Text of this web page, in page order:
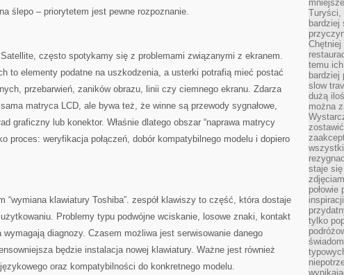
ślepo – priorytetem jest pewne rozpoznanie.
często spotykamy się z problemami związanymi z ekranem.
to elementy podatne na uszkodzenia, a usterki potrafią mieć postać
przebarwień, zaników obrazu, linii czy ciemnego ekranu. Zdarza
matryca LCD, ale bywa też, że winne są przewody sygnałowe,
graficzny lub konektor. Właśnie dlatego obszar “naprawa matrycy
proces: weryfikacja połączeń, dobór kompatybilnego modelu i dopiero
“wymiana klawiatury Toshiba”. zespół klawiszy to część, która dostaje
Problemy typu podwójne wciskanie, losowe znaki, kontakt
diagnozy. Czasem możliwa jest serwisowanie danego
będzie instalacja nowej klawiatury. Ważne jest również
oraz kompatybilności do konkretnego modelu.
Turyści,
bardziej
Chętniej
temu
slow
dużą
można
staje się
tylko